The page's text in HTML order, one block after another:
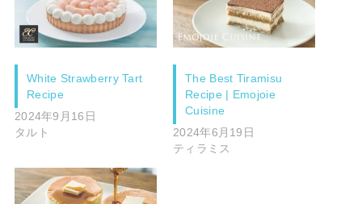
White Strawberry Tart
Recipe
2024年9月16日
タルト
The Best Tiramisu
Recipe | Emojoie
Cuisine
2024年6月19日
ティラミス